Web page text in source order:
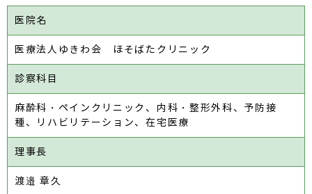
医院名
医療法人ゆきわ会 ほそばたクリニック
診察科目
麻酔科・ペインクリニック、内科・整形外科、予防接
種、リハビリテーション、在宅医療
理事長
渡邉 章久